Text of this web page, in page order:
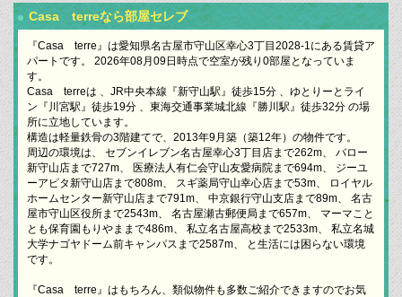
Casa terreなら部屋セレブ
『Casa terre』は愛知県名古屋市守山区幸心3丁目2028-1にある賃貸ア
パートです。 2026年08月09日時点で空室が残り0部屋となっていま
す。
Casa terreは 、JR中央本線『新守山駅』徒歩15分 、ゆとりーとライ
ン『川宮駅』徒歩19分 、東海交通事業城北線『勝川駅』徒歩32分 の場
所に立地しています。
構造は軽量鉄骨の3階建てで、2013年9月築（築12年）の物件です。
周辺の環境は、 セブンイレブン名古屋幸心3丁目店まで262m、 バロー
新守山店まで727m、 医療法人有仁会守山友愛病院まで694m、 ジーユ
ーアピタ新守山店まで808m、 スギ薬局守山幸心店まで53m、 ロイヤル
ホームセンター新守山店まで791m、 中京銀行守山支店まで89m、 名古
屋市守山区役所まで2543m、 名古屋瀬古郵便局まで657m、 マーマこと
とも保育園もりやままで486m、 私立名古屋高校まで2533m、 私立名城
大学ナゴヤドーム前キャンパスまで2587m、 と生活には困らない環境
です。
『Casa terre』はもちろん、類似物件も多数ご紹介できますのでお気